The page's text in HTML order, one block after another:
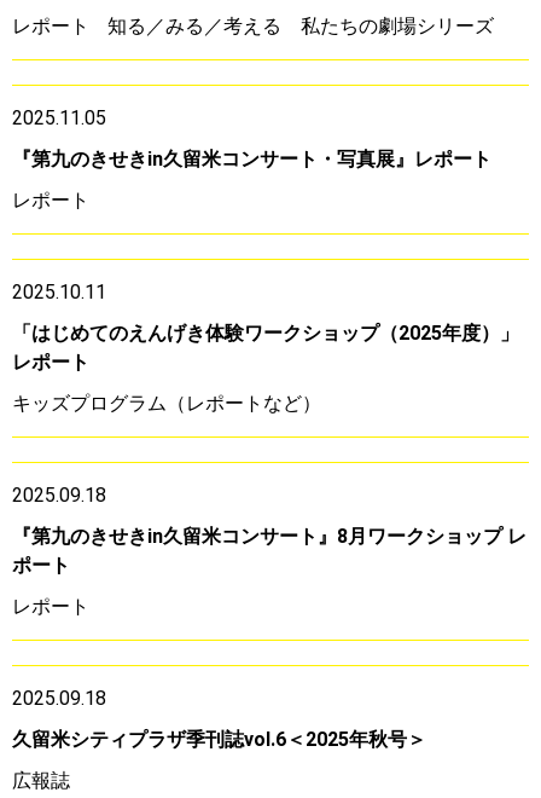
レポート
知る／みる／考える 私たちの劇場シリーズ
2025.11.05
『第九のきせきin久留米コンサート・写真展』レポート
レポート
2025.10.11
「はじめてのえんげき体験ワークショップ（2025年度）」
レポート
キッズプログラム（レポートなど）
2025.09.18
『第九のきせきin久留米コンサート』8月ワークショップ レ
ポート
レポート
2025.09.18
久留米シティプラザ季刊誌vol.6＜2025年秋号＞
広報誌